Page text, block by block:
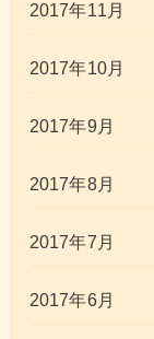
2017年11月
2017年10月
2017年9月
2017年8月
2017年7月
2017年6月